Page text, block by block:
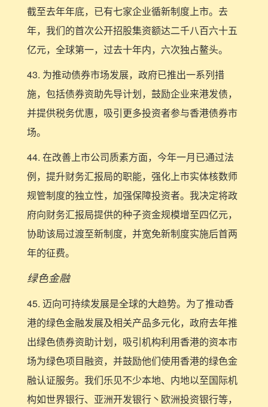
截至去年年底，已有七家企业循新制度上市。去
年，我们的首次公开招股集资额达二千八百六十五
亿元，全球第一，过去十年内，六次独占鳌头。
43. 为推动债券市场发展，政府已推出一系列措
施，包括债券资助先导计划，鼓励企业来港发债，
并提供税务优惠，吸引更多投资者参与香港债券市
场。
44. 在改善上市公司质素方面，今年一月已通过法
例，提升财务汇报局的职能，强化上市实体核数师
规管制度的独立性，加强保障投资者。我决定将政
府向财务汇报局提供的种子资金规模增至四亿元，
协助该局过渡至新制度，并宽免新制度实施后首两
年的征费。
绿色金融
45. 迈向可持续发展是全球的大趋势。为了推动香
港的绿色金融发展及相关产品多元化，政府去年推
出绿色债券资助计划，吸引机构利用香港的资本市
场为绿色项目融资，并鼓励他们使用香港的绿色金
融认证服务。我们乐见不少本地、内地以至国际机
构如世界银行、亚洲开发银行丶欧洲投资银行等，